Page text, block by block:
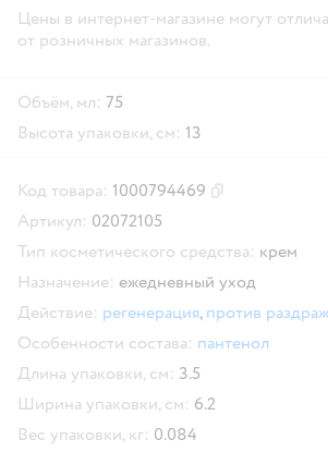
Цены в интернет-магазине могут
от розничных магазинов.
Объём, мл: 75
Высота упаковки, см: 13
Код товара: 1000794469
Артикул: 02072105
Тип косметического средства: крем
Назначение: ежедневный уход
Действие: регенерация, против
Особенности состава: пантенол
Длина упаковки, см: 3.5
Ширина упаковки, см: 6.2
Вес упаковки, кг: 0.084